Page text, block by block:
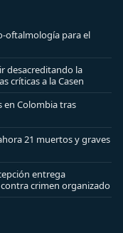
oftalmología para el
desacreditando la
críticas a la Casen
en Colombia tras
entrega
crimen organizado